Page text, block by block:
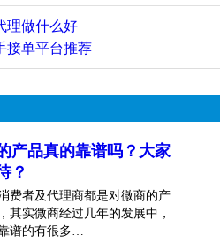
理做什么好
接单平台推荐
产品真的靠谱吗？大家
？
费者及代理商都是对微商的产
其实微商经过几年的发展中，
谱的有很多…